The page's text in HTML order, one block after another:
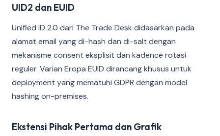
UID2 dan EUID
Unified ID 2.0 dari The Trade Desk didasarkan pada
alamat email yang di-hash dan di-salt dengan
mekanisme consent eksplisit dan kadence rotasi
reguler. Varian Eropa EUID dirancang khusus untuk
deployment yang mematuhi GDPR dengan model
hashing on-premises.
Ekstensi Pihak Pertama dan Grafik